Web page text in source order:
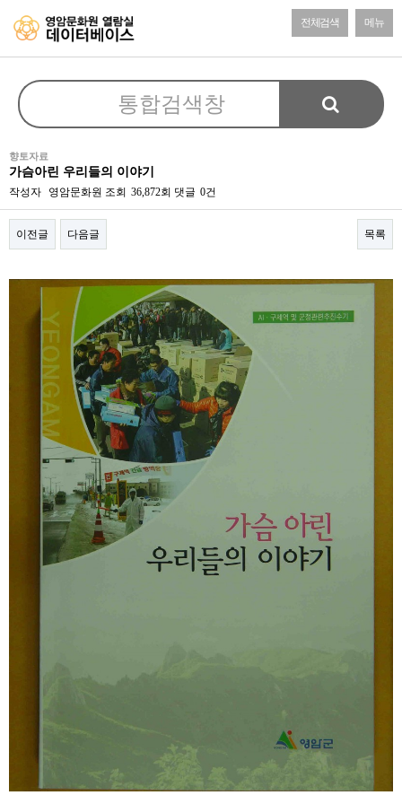
전체검색 메뉴
향토자료
가슴아린 우리들의 이야기
작성자 영암문화원 조회 36,872회 댓글 0건
이전글 다음글 목록
본문